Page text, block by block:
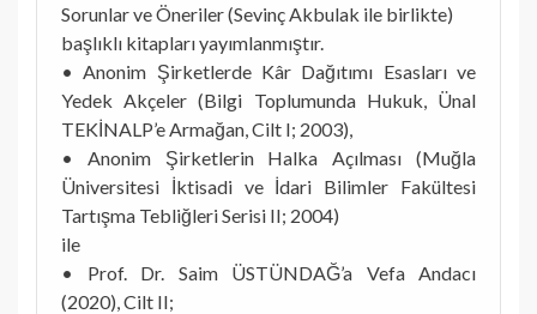
Sorunlar ve Öneriler (Sevinç Akbulak ile birlikte)
başlıklı kitapları yayımlanmıştır.
• Anonim Şirketlerde Kâr Dağıtımı Esasları ve
Yedek Akçeler (Bilgi Toplumunda Hukuk, Ünal
TEKİNALP’e Armağan, Cilt I; 2003),
• Anonim Şirketlerin Halka Açılması (Muğla
Üniversitesi İktisadi ve İdari Bilimler Fakültesi
Tartışma Tebliğleri Serisi II; 2004)
ile
• Prof. Dr. Saim ÜSTÜNDAĞ’a Vefa Andacı
(2020), Cilt II;